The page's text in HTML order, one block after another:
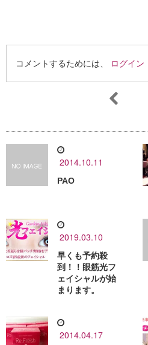
コメントするためには、 ログイン
2014.10.11
PAO
2019.03.10
早くも予約殺
到！！眼筋光フ
ェイシャルが始
まります。
2014.04.17